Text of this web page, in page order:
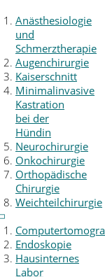
Anästhesiologie
und
Schmerztherapie
Augenchirurgie
Kaiserschnitt
Minimalinvasive
Kastration
bei der
Hündin
Neurochirurgie
Onkochirurgie
Orthopädische
Chirurgie
Weichteilchirurgie
Endoskopie
Hausinternes
Labor